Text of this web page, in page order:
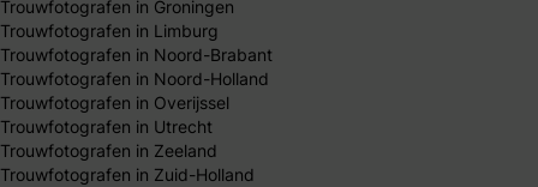
Trouwfotografen in Groningen
Trouwfotografen in Limburg
Trouwfotografen in Noord-Brabant
Trouwfotografen in Noord-Holland
Trouwfotografen in Overijssel
Trouwfotografen in Utrecht
Trouwfotografen in Zeeland
Trouwfotografen in Zuid-Holland